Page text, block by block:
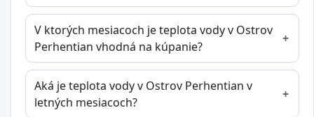
V ktorých mesiacoch je teplota vody v Ostrov
Perhentian vhodná na kúpanie?
Aká je teplota vody v Ostrov Perhentian v
letných mesiacoch?